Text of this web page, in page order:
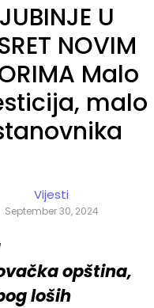
U
NOVIM
Malo
malo
Vijesti
September 30, 2024
opština,
loših